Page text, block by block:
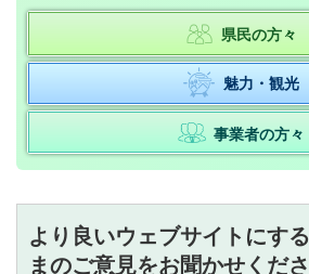
県民の方々
魅力・観光
事業者の方々
より良いウェブサイトにす
まのご意見をお聞かせくだ